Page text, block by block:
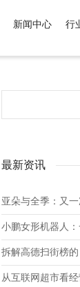
新闻中心 行
最新资讯
亚朵与全季：又
小鹏女形机器人
拆解高德扫街榜的
从互联网超市看